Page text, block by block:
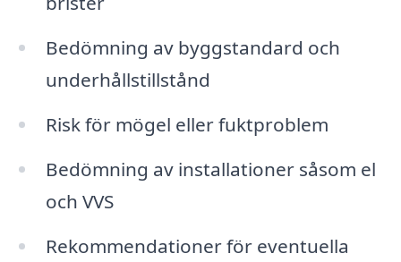
Bedömning av byggstandard och
underhållstillstånd
Risk för mögel eller fuktproblem
Bedömning av installationer såsom el
och VVS
Rekommendationer för eventuella